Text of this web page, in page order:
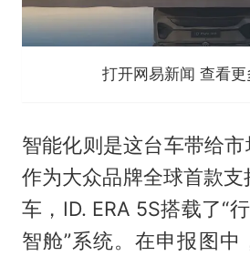
打开网易新闻 查看
智能化则是这台车带给市
作为大众品牌全球首款
车，ID. ERA 5S搭载了“
智舱”系统。在申报图中